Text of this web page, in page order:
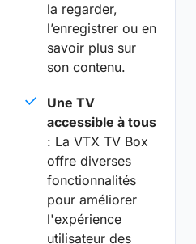
la regarder,
l’enregistrer ou en
savoir plus sur
son contenu.
Une TV
accessible à tous
: La VTX TV Box
offre diverses
fonctionnalités
pour améliorer
l'expérience
utilisateur des